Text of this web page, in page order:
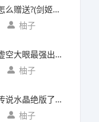
剑姬皮肤怎么赠送?(剑姬皮肤怎么赠送给别人)
柚子
云顶之弈虚空大眼最强出装?(云顶之弈虚空之眼出装)
柚子
传说对决传说水晶绝版了吗?(传说对决 传说水晶)
柚子